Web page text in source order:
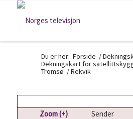
Du er her: Forside /
Dekningskart for
Tromsø /Rekvik
Zoom (+) Sender